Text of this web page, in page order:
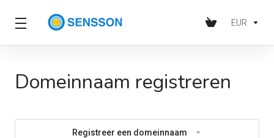
EUR
Domeinnaam registreren
Registreer een domeinnaam